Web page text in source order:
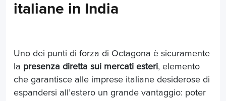
italiane in India
Uno dei punti di forza di Octagona è sicuramente
la presenza diretta sui mercati esteri, elemento
che garantisce alle imprese italiane desiderose di
espandersi all’estero un grande vantaggio: poter